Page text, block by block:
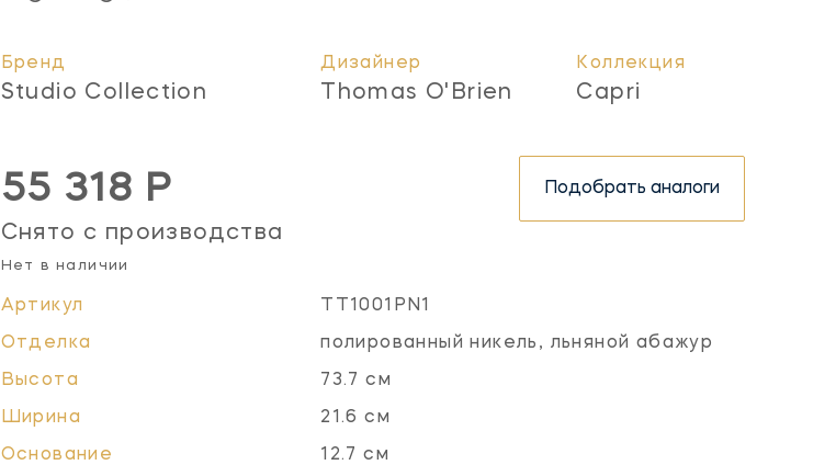
Бренд
Studio Collection
Дизайнер
Thomas O'Brien
Коллекция
Capri
55 318 Р
Снято с производства
Нет в наличии
Подобрать аналоги
Артикул TT1001PN1
Отделка полированный никель, льняной абажур
Высота 73.7 см
Ширина 21.6 см
Основание 12.7 см